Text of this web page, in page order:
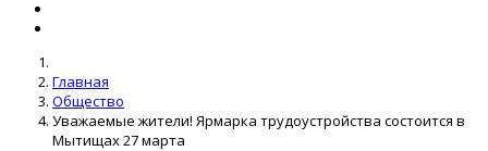
Главная
Общество
Уважаемые жители! Ярмарка трудоустройства состоится в
Мытищах 27 марта